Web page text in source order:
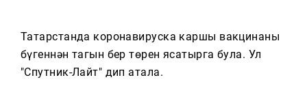
Котлауларга заказ
Татарстанда коронавируска каршы вакцинаның
бүгеннән тагын бер төрен ясатырга була. Ул
"Спутник-Лайт" дип атала.